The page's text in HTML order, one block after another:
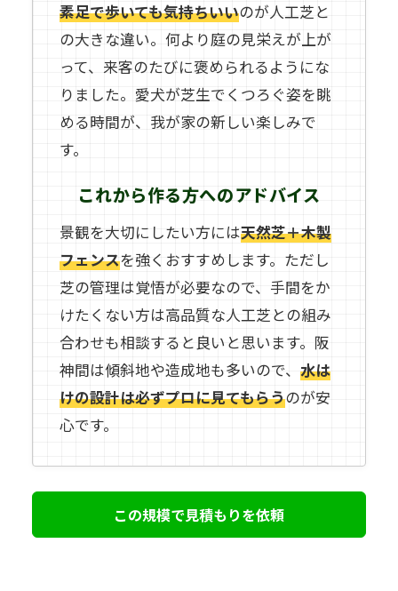
素足で歩いても気持ちいいのが人工芝と
の大きな違い。何より庭の見栄えが上が
って、来客のたびに褒められるようにな
りました。愛犬が芝生でくつろぐ姿を眺
める時間が、我が家の新しい楽しみで
す。
これから作る方へのアドバイス
景観を大切にしたい方には天然芝＋木製
フェンスを強くおすすめします。ただし
芝の管理は覚悟が必要なので、手間をか
けたくない方は高品質な人工芝との組み
合わせも相談すると良いと思います。阪
神間は傾斜地や造成地も多いので、水は
けの設計は必ずプロに見てもらうのが安
心です。
この規模で見積もりを依頼